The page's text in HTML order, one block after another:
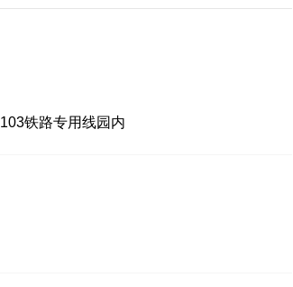
铁路专用线园内